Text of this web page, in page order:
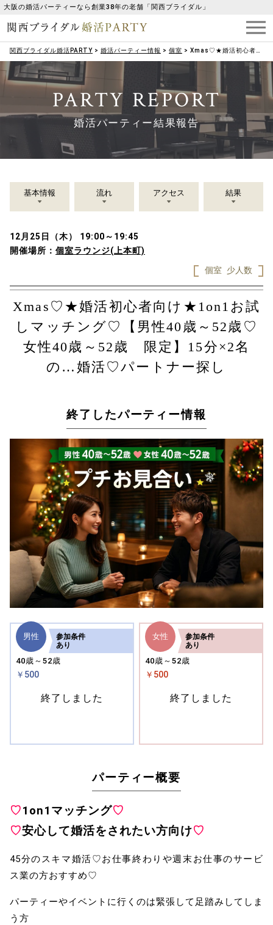
大阪の婚活パーティーなら創業38年の老舗「関西ブライダル」
関西ブライダル婚活PARTY > 婚活パーティー情報 > 個室 > Xmas♡★婚活初心者向け★1on1お試しマッチング♡【男性40歳～52歳♡女性40歳～52歳 限定】15分×2名の…婚活♡パートナー探し
PARTY REPORT
婚活パーティー結果報告
基本情報 流れ アクセス 結果
12月25日（木） 19:00～19:45
開催場所： 個室ラウンジ(上本町)
個室
少人数
Xmas♡★婚活初心者向け★1on1お試
しマッチング♡【男性40歳～52歳♡
女性40歳～52歳 限定】15分×2名
の…婚活♡パートナー探し
終了したパーティー情報
男性
40歳～52歳
￥500
参加条件
あり
終了しました
女性
40歳～52歳
￥500
参加条件
あり
終了しました
パーティー概要
♡1on1マッチング♡
♡安心して婚活をされたい方向け♡
45分のスキマ婚活♡お仕事終わりや週末お仕事のサービ
ス業の方おすすめ♡
パーティーやイベントに行くのは緊張して足踏みしてしま
う方